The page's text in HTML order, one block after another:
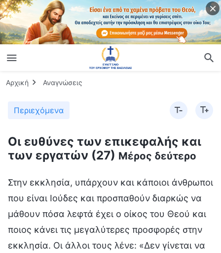
Αρχική Αναγνώσεις
Περιεχόμενα
Οι ευθύνες των επικεφαλής και
των εργατών (27) Μέρος δεύτερο
Στην εκκλησία, υπάρχουν και κάποιοι άνθρωποι που είναι Ιούδες και προσπαθούν διαρκώς να μάθουν πόσα λεφτά έχει ο οίκος του Θεού και ποιος κάνει τις μεγαλύτερες προσφορές στην εκκλησία. Οι άλλοι τους λένε: «Δεν γίνεται να σου το πούμε αυτό. Δεν θα σε ωφελήσει να το μάθεις, κι εξάλλου, δεν είναι ένα ζήτημα για το οποίο πρέπει να ρωτάς». Μόλις το ακούσουν αυτό, γίνονται εχθρικοί και λένε: «Όλοι φυλάγεστε από μένα, με υποτιμάτε, δεν με μεταχειρίζεστε ως έναν από τους αδελφούς και τις αδελφές· με μεταχειρίζεστε σαν ξένο. Ξέρω σε ποιανού το σπίτι φυλάγονται τα χρήματα της εκκλησίας. Θα σας αναφέρω και θα φέρω την αστυνομία να τα κατασχέσει όλα· και τότε θα ανακαλύψω πόσα είναι τα λεφτά!» Όποτε συμβαίνει κάτι, θέλουν να πουλήσουν ή να αναφέρουν τους άλλους· η μόνη περίπτωση που δεν αναφέρουν τίποτε είναι όταν προκαλούν αναστάτωση οι ψευδοεπικεφαλής, οι αντίχριστοι και οι κακοί άνθρωποι στην εκκλησία. Ή, ακόμα κι όταν βλέπουν ψευδοεπικεφαλής και αντίχριστους να κλέβουν ή να υφαρπάζουν τις προσφορές, ποτέ δεν εκθέτουν ούτε αναφέρουν αυτές τις ενέργειες, αλλά ούτε κι ενημερώνουν τον οίκο του Θεού. Δεν τους απασχολούν τέτοια ζητήματα. Αν, όμως, κάποιος αδελφός ή αδελφή τούς προκαλέσει, τους προσβάλει ή τους μειώσει, θα πάνε και θα τον αναφέρουν. Ή αν κάποια εργασιακή ρύθμιση του οίκου του Θεού δεν συμφωνεί με τις αντιλήψεις τους, κι έτσι τους φέρνει σε αμηχανία ή σε δύσκολη θέση, αρχίζουν να σκέφτονται: «Θα σε αναφέρω! Θα φροντίσω να χάσεις τη θέση του επικεφαλής της εκκλησίας, θα φροντίσω να αποτύχει το έργο της εκκλησίας, θα φροντίσω να διαλυθεί η εκκλησία!» Είδατε; Μέχρι και γι’ αυτό θέλουν να αναφέρουν τον επικεφαλής της εκκλησίας. Σε μερικές εκκλησίες, επιλέγονται διάφοροι άνθρωποι που είναι κατάλληλοι για να κάνουν καθήκον στο εξωτερικό, καθώς το επιτρέπει η οικογενειακή και η προσωπική τους κατάσταση, πληρούν τις απαιτήσεις του οίκου του Θεού, και συμφωνούν όλοι οι αδελφοί και οι αδελφές. Όσοι είναι Ιούδες, όταν το βλέπουν αυτό, σκέφτονται: «Εμένα δεν μου συμβαίνουν ποτέ τόσο ωραία πράγματα. Οφείλω να σας αναφέρω! Θα πω στην αστυνομία ότι κάποιοι από την εκκλησία μας θα πάνε στο εξωτερικό για να κάνουν το καθήκον τους. Θα φροντίσω να μην μπορέσετε να φύγετε απ’ τη χώρα. Θα φροντίσω να σας συλλάβει ο μεγάλος κόκκινος δράκοντας ή θα βάλω την κυβέρνηση να σας παρακολουθεί, κι έτσι ούτε στα σπίτια σας δεν θα μπορείτε να γυρίσετε!» Εφόσον οι αδελφοί και οι αδελφές δεν μπορούν να πάνε στο εξωτερικό, οι άνθρωποι αυτοί νιώθουν ικανοποιημένοι. Τι λέτε; Δεν είναι πιο σοβαρή η φύση των πράξεων αυτών των ανθρώπων από εκείνων που διαταράσσουν και αναστατώνουν ενίοτε; (Ναι.) Αυτού του είδους οι άνθρωποι αποτελούν μεγάλο πρόβλημα. Δεν έχουν θεοφοβούμενη καρδιά και δεν έχουν καθόλου φόβο Θεού. Όποια κι αν είναι η κατάσταση ή ο λόγος, από τη στιγμή που τα πράγματα δεν πάνε κατ’ ευχήν, θέλουν να αναφέρουν την εκκλησία και να πουλήσουν τους αδελφούς και τις αδελφές. Είναι διάβολοι! Η εκκλησία πρέπει, όταν ανακαλύπτει τέτοιους ανθρώπους, να τους αποπέμπει ή να τους αποβάλει το ταχύτερο δυνατό για να αποφευχθούν μελλοντικά προβλήματα. Αν το σημερινό περιβάλλον δεν το επιτρέπει αυτό ή αν δεν έχουν ωριμάσει ακόμα οι συνθήκες, τότε πρέπει να τίθενται υπό αυστηρή παρακολούθηση κι επίβλεψη, και πρέπει να έχουν όλοι τον νου τους. Όταν το επιτρέπουν οι συνθήκες, δεν πρέπει με τίποτα να υπάρχει ανοχή απέναντι σ’ αυτά τα επικίνδυνα άτομα. Να τα αποπέμπετε ή να τα αποβάλετε όσο το δυνατόν νωρίτερα και γρηγορότερα. Μην περιμένετε μέχρι να πουλήσουν την εκκλησία και να επιφέρουν επιπτώσεις για να δράσετε. Μόλις το κάνουν, κι αυτό επιφέρει πραγματικές επιπτώσεις, οι απώλειες θα είναι μεγάλες. Ποιος ξέρει πόσοι αδελφοί και αδελφές δεν θα έχουν σπίτι για να επιστρέψουν, ή μπορεί ακόμα και να συλληφθούν και να μπουν στη φυλακή. Ίσως πολλοί αδελφοί και αδελφές να μην μπορούν πλέον να κάνουν το καθήκον τους ή να ζήσουν εκκλησιαστική ζωή. Οι επιπτώσεις θα είναι αδιανόητες. Αν, λοιπόν, ως επικεφαλής και εργάτες, εντοπίζετε στην εκκλησία άτομα που είναι Ιούδες, πρέπει να τα αποπέμπετε ή να τα αποβάλετε έγκαιρα. Αν, ως αδελφός και αδελφή, εντοπίσετε τέτοιους ανθρώπους, πρέπει να τους αναφέρετε όσο πιο νωρίς γίνεται στους επικεφαλής και στους εργάτες της εκκλησίας. Πρόκειται για ένα ζήτημα που σχετίζεται με την ασφάλεια των αδελφών της εκκλησίας, αλλά και τη δική σου. Να μη σκέφτεσαι: «Εδώ που τα λέμε, δεν έχουν όντως προβεί ακόμα σε προδοσία, άρα δεν υπάρχει πρόβλημα· απλώς έχουν θυμώσει τώρα και μιλάνε έτσι». Όλοι θυμώνουν. Κάποιοι άνθρωποι, όταν θυμώνουν, ίσως να πουν το πολύ πολύ κάποιες σκληρές κουβέντες, να κάνουν ένα μικρό ξέσπασμα ή να παραμείνουν αρνητικοί για κάνα δυο μέρες, αλλά από τη στιγμή που έχουν θεοφοβούμενη καρδιά, που έχουν φόβο Θεού στην καρδιά τους και έχουν κάποια συνείδηση και λογική, αλλά και τα στοιχειώδη όρια διαγωγής, δεν θα έκαναν ποτέ πράγματα που κάνουν κακό στους άλλους, με τίποτα. Όσοι είναι εκ φύσεως Ιούδες, ωστόσο, είναι άλλη περίπτωση. Αυτοί μπορούν να αναφέρουν την εκκλησία, τους αδελφούς και τις αδελφές με το παραμικρό, και θέλουν πάντα να χρησιμοποιούν τις δυνάμεις του Σατανά για να απειλούν τους αδελφούς, τις αδελφές και την εκκλησία προκειμένου να πετύχουν τους στόχους τους. Αυτοί οι άνθρωποι είναι εναρμονισμένοι με τους δαίμονες —δεν έχουν σε καμία περίπτωση τα στοιχειώδη όρια όσον αφορά τη διαγωγή τους. Γι’ αυτό, και οι επικεφαλής της εκκλησίας, αλλά και οι αδελφοί και οι αδελφές πρέπει να είναι ιδιαίτερα προσεκτικοί απέναντι σ’ αυτούς που μπορούν να αναφέρουν την εκκλησία με το παραμικρό. Αν κάποιος εντοπίσει τέτοιους ανθρώπους οι οποίοι είναι παράλογοι, προκαλούν επίτηδες προβλήματα και δεν χαμπαριάζουν από λογική, πρέπει να τους αναφέρει αμέσως στους επικεφαλής και τους εργάτες, και στη συνέχεια να τους παρακολουθεί και να τους επιβλέπει. Αν οι επικεφαλής της εκκλησίας εντοπίσουν τέτοιους ανθρώπους, πρέπει να καταρτίσουν το συντομότερο δυνατό ένα σχέδιο για να χειριστούν και να διευθετήσουν την κατάσταση. Πρέπει να προστατέψουν τους αδελφούς και τις αδελφές, καθώς και να προστατέψουν την εκκλησιαστική ζωή και το έργο της εκκλησίας ώστε να μην τα βλάψουν και να μην τα αναστατώσουν αυτοί οι άνθρωποι. Όταν οι άνθρωποι αυτοί λένε πως θα αναφέρουν την εκκλησία ή τους αδελφούς και τις αδελφές, μη θεωρείτε ότι πρόκειται απλώς για κάτι που λένε μέσα στον θυμό τους, με αποτέλεσμα να χαλαρώνετε. Βασικά, το γεγονός ότι λένε συχνά τέτοια πράγματα αποτελεί απόδειξη ότι αυτή η ιδέα υπάρχει ήδη στο μυαλό τους. Αν σκέφτονται έτσι, τότε είναι ικανοί και να το κάνουν πράξη. Κάποιες φορές, όταν λένε «Θα σε αναφέρω», μπορεί να μην το πραγματοποιήσουν, αλλά ποιος ξέρει πότε μπορεί τελικά να το κάνουν στ’ αλήθεια. Μόλις το κάνουν, οι επιπτώσεις θα είναι ασύλληπτες. Αν, λοιπόν, αντιμετωπίζεις συνέχεια την κουβέντα «Θα σε αναφέρω», ως κάτι που απλώς λένε στον θυμό τους, τότε είσαι άσχετος και χαζός. Δεν έχεις διακρίνει την ουσία της ανθρώπινης φύσης τους μέσα από αυτά τα λόγια, κι αυτό είναι λάθος. Το ότι μπορούν και λένε «Θα σε αναφέρω» ως απειλή προς τους άλλους με το παραμικρό δεν είναι σε καμία περίπτωση ένα απλό σχόλιο μέσα στον θυμό τους· δείχνει ότι έχουν τη φύση του Ιούδα και ότι δεν έχουν τα στοιχειώδη όρια στη διαγωγή τους. Τι παλιάνθρωπος είναι κάποιος που δεν έχει τα στοιχειώδη όρια στη διαγωγή του; Κάποιος που δεν έχει συνείδηση και ορθολογισμό. Αυτοί, εφόσον δεν έχουν συνείδηση, μπορούν να διαπράξουν κάθε είδους κακή πράξη ενώ, εφόσον δεν έχουν ορθολογισμό, μπορούν και ενεργούν πέρα από τα όρια του ορθολογισμού, και κάνουν ένα σωρό ανοησίες. Είναι πιθανό, αφότου αναφέρουν την εκκλησία και δουν να συλλαμβάνονται οι αδελφοί κι οι αδελφές και να ζημιώνεται το έργο της εκκλησίας, να δακρύσουν και να δηλώσουν μετανιωμένοι. Ωστόσο, αυτοί οι παράλογοι άνθρωποι που προκαλούν επίτηδες προβλήματα λειτουργούν χωρίς ορθολογισμό· όταν τους τύχει μια παρόμοια κατάσταση στο μέλλον, θα αναφέρουν και πάλι την εκκλησία. Αυτό δεν υποδεικνύει ότι υπάρχει κάποιο πρόβλημα στη φύση τους; Τέτοια ακριβώς είναι η φύση-ουσία τους. Κάποιοι επικεφαλής της εκκλησίας πιστεύουν ακόμα ότι τα όσα λένε αυτοί οι άνθρωποι είναι απλώς λόγια θυμού και ότι δεν έχουν κακή φύση. Θεωρούν πως κάτι τέτοιο δεν αποτελεί φυσική αποκάλυψη της ανθρώπινης φύσης τους και δεν αντιπροσωπεύει την ανθρώπινη φύση τους. Είναι λάθος αυτή η άποψη; (Ναι.) Ακόμα κι αν δεν συνηθίζουν να εκδηλώνουν συμπεριφορά που δείχνει ελεεινό χαρακτήρα, μόνο και μόνο το ότι λένε συχνά πως θα αναφέρουν τους αδελφούς και τις αδελφές, και το γεγονός ότι ακόμα και το ελάχιστο πράγμα που τους δυσαρεστεί μπορεί να τους κάνει να σκεφτούν να τους αναφέρουν, αρκεί για να αποδείξει ότι ο χαρακτήρας τους είναι άθλιος και ελεεινός, κι ότι δεν είναι αξιόπιστοι. Τέτοιοι άνθρωποι δεν έχουν συνείδηση ούτε λογική. Συμπεριφέρονται όπως θέλουν, κάνουν ό,τι θέλουν ανάλογα με τα συμφέροντα και τις προτιμήσεις τους, δίχως κανένα όριο στη συνείδησή τους. Η αντιμετώπιση τέτοιων ανθρώπων θα πρέπει να είναι η αποπομπή, ενώ δεν υπάρχει λόγος για επιείκεια απέναντί τους, γιατί δεν είναι παιδιά· είναι ενήλικες και πρέπει να ξέρουν τις συνέπειες που θα έχουν αν αναφέρουν τους αδελφούς και τις αδελφές και την εκκλησία. Ξέρουν πολύ καλά ότι αυτή είναι η πιο αδίστακτη κίνηση, η πιο αποτελεσματική. Το θεωρούν ως ατού τους, ως τον απόλυτο τρόπο για να εκδικηθούν τους αδελφούς, τις αδελφές και την εκκλησία. Για πείτε Μου, δεν είναι διάβολοι αυτού του είδους οι άνθρωποι; (Ναι.) Και τότε, γιατί να δείξεις επιείκεια στους διαβόλους; Χρειάζεται να περιμένεις μέχρι να τους δεις να υποδεικνύουν φανερά τους αδελφούς, τις αδελφές και τις οικογένειες υποδοχής στον μεγάλο κόκκινο δράκοντα, μόνο και μόνο για να αναγνωρίσεις ότι είναι Ιούδες; Μέχρι να τα δεις όλα αυτά και να τους χαρακτηρίσεις, θα είναι ήδη πολύ αργά. Η αλήθεια είναι πως η φύση-ουσία τους φανερώνεται ήδη από τη στιγμή που αρχίζουν να φωνάζουν ότι θα αναφέρουν την εκκλησία μόλις αντιμετωπίσουν κάποιο ζήτημα. Μην περιμένετε μέχρι να ενεργήσουν για να τους διακρίνετε και να τους αποπέμψετε· τότε θα είναι πολύ αργά. Αν κανένας, ούτε ο επικεφαλής της εκκλησίας ούτε κάποιος αδελφός